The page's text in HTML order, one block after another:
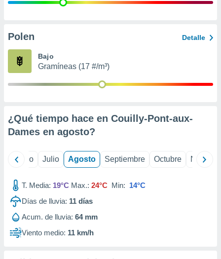
e
publicidad
Polen Detalle
Bajo
Gramíneas (17 #/m³)
¿Qué tiempo hace en Couilly-Pont-aux-
Dames en agosto?
Junio Julio Agosto Septiembre Octubre
T. Media: 19°C Max.: 24°C Min: 14°C
Días de lluvia: 11 días
Acum. de lluvia: 64 mm
Viento medio: 11 km/h